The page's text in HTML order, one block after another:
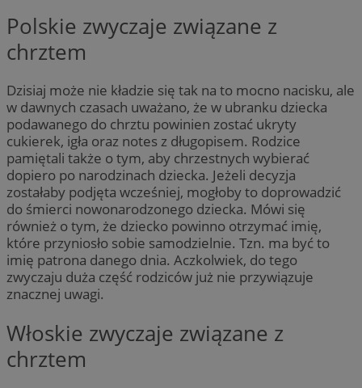
Polskie zwyczaje związane z
chrztem
Dzisiaj może nie kładzie się tak na to mocno nacisku, ale
w dawnych czasach uważano, że w ubranku dziecka
podawanego do chrztu powinien zostać ukryty
cukierek, igła oraz notes z długopisem. Rodzice
pamiętali także o tym, aby chrzestnych wybierać
dopiero po narodzinach dziecka. Jeżeli decyzja
zostałaby podjęta wcześniej, mogłoby to doprowadzić
do śmierci nowonarodzonego dziecka. Mówi się
również o tym, że dziecko powinno otrzymać imię,
które przyniosło sobie samodzielnie. Tzn. ma być to
imię patrona danego dnia. Aczkolwiek, do tego
zwyczaju duża część rodziców już nie przywiązuje
znacznej uwagi.
Włoskie zwyczaje związane z
chrztem